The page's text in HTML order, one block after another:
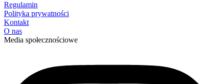
Regulamin
Polityka prywatności
Kontakt
O nas
Media społecznościowe